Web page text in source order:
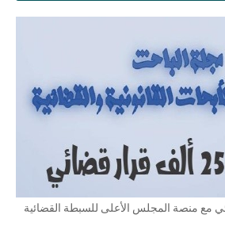
قرار قضائي مع منصة المجلس الأعلى للسبطة القضائية